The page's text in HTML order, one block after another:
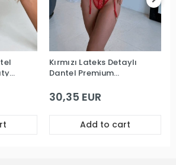
Kırmızı Lateks Detaylı
Dantel Premium
Takım
30,35 EUR
Add to cart